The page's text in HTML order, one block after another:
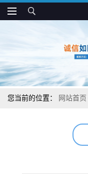
您当前的位置： 网站首页